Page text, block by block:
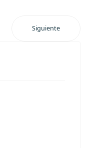
Siguiente